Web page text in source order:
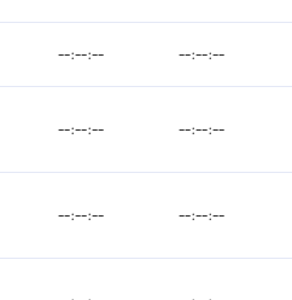
--:--:-- --:--:--
--:--:-- --:--:--
--:--:-- --:--:--